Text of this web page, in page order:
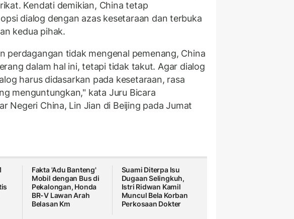
Kendati demikian, China tetap
dialog dengan azas kesetaraan dan terbuka
kedua pihak.
perdagangan tidak mengenal pemenang, China
dalam hal ini, tetapi tidak takut. Agar dialog
harus didasarkan pada kesetaraan, rasa
menguntungkan," kata Juru Bicara
Negeri China, Lin Jian di Beijing pada Jumat
Fakta 'Adu Banteng'
Mobil dengan Bus di
Pekalongan, Honda
BR-V Lawan Arah
Belasan Km
Suami Diterpa Isu
Dugaan Selingkuh,
Istri Ridwan Kamil
Muncul Bela Korban
Perkosaan Dokter